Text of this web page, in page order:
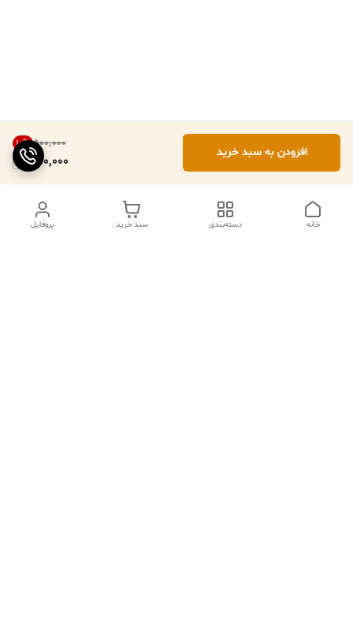
۵۰۰٬۰۰۰ 10%
450,000
افزودن به سبد خرید
پروفایل سبد خرید دسته‌بندی خانه